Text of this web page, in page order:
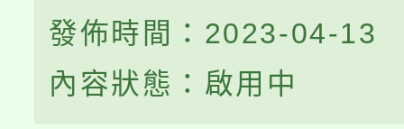
發佈時間：2023-04-13
內容狀態：啟用中